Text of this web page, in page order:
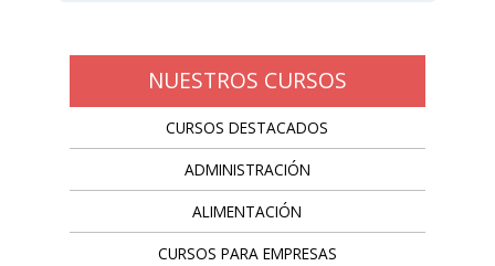
NUESTROS CURSOS
CURSOS DESTACADOS
ADMINISTRACIÓN
ALIMENTACIÓN
CURSOS PARA EMPRESAS